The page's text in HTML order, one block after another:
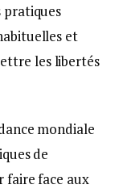
pratiques
et
les libertés
mondiale
de
faire face aux